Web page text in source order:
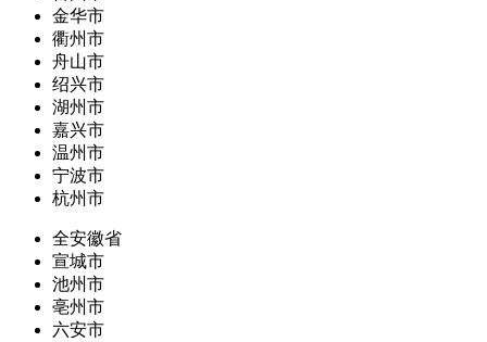
金华市
衢州市
舟山市
绍兴市
湖州市
嘉兴市
温州市
宁波市
杭州市
全安徽省
宣城市
池州市
亳州市
六安市